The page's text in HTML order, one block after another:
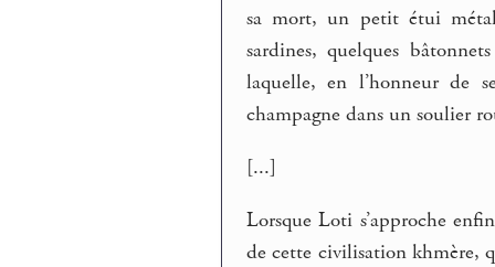
sa mort, un petit étui
sardines, quelques
laquelle, en l’honneur de
champagne dans un soulier
[...]
Lorsque Loti s’approche
de cette civilisation khmère,